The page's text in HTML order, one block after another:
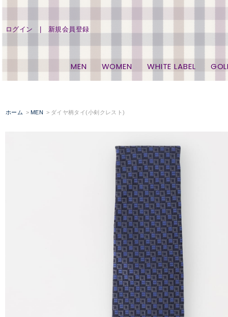
ログイン 新規会員登録
MEN WOMEN WHITE LABEL
ホーム MEN ダイヤ柄タイ(小剣クレスト)